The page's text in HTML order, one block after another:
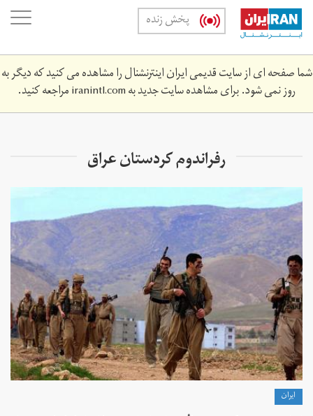
Skip
main
content
پخش زنده
شما صفحه ای از سایت قدیمی ایران اینترنشنال را مشاهده می کنید که دیگر به
روز نمی شود. برای مشاهده سایت جدید بهiranintl.comمراجعه کنید.
رفراندوم کردستان عراق
ايران